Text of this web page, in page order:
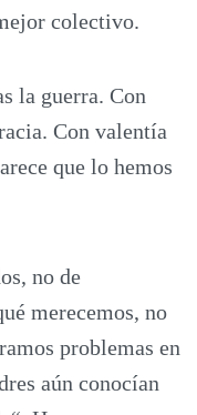
colectivo.
la guerra. Con
Con valentía
que lo hemos
no de
merecemos, no
problemas en
aún conocían